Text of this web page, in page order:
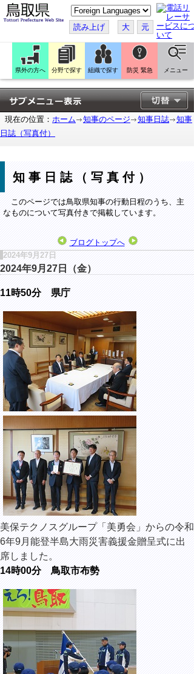
こ
の
ペ
ー
ジ
翻
訳
す
る
読み上げ 大 元
県外の方へ 分野で探す 組織で探す 防災 緊急 メニュー
現在の位置： ホーム 知事のページ 知事日誌
知事
日誌（写真付）
知事日誌（写真付）
このページでは鳥取県知事の行動日程のうち、主
なものについて写真付きで掲載しています。
ブログトップへ
2024年9月27日
2024年9月27日（金）
11時50分 県庁
美保テクノスグループ「美勇会」からの令和
6年9月能登半島大雨災害義援金贈呈式に出
席しました。
14時00分 鳥取市布勢